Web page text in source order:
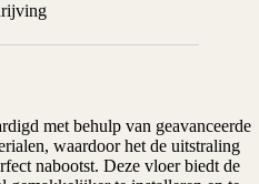
met behulp van geavanceerde
waardoor het de uitstraling
nabootst. Deze vloer biedt de